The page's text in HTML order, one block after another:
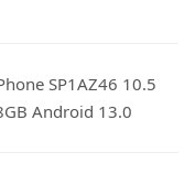
SP1AZ46 10.5
Android 13.0